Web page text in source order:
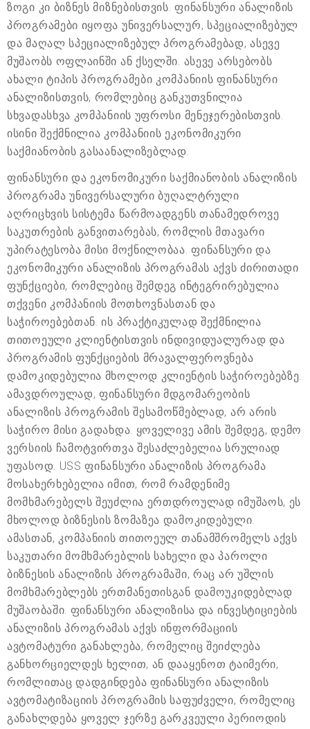
ზოგი კი ბიზნეს მიზნებისთვის. ფინანსური ანალიზის
პროგრამები იყოფა უნივერსალურ, სპეციალიზებულ
და მაღალ სპეციალიზებულ პროგრამებად, ასევე
მუშაობს ოფლაინში ან ქსელში. ასევე არსებობს
ახალი ტიპის პროგრამები კომპანიის ფინანსური
ანალიზისთვის, რომლებიც განკუთვნილია
სხვადასხვა კომპანიის უფროსი მენეჯერებისთვის.
ისინი შექმნილია კომპანიის ეკონომიკური
საქმიანობის გასაანალიზებლად.
ფინანსური და ეკონომიკური საქმიანობის ანალიზის
პროგრამა უნივერსალური ბუღალტრული
აღრიცხვის სისტემა წარმოადგენს თანამედროვე
საკუთრების განვითარებას, რომლის მთავარი
უპირატესობა მისი მოქნილობაა. ფინანსური და
ეკონომიკური ანალიზის პროგრამას აქვს ძირითადი
ფუნქციები, რომლებიც შემდეგ ინტეგრირებულია
თქვენი კომპანიის მოთხოვნასთან და
საჭიროებებთან. ის პრაქტიკულად შექმნილია
თითოეული კლიენტისთვის ინდივიდუალურად და
პროგრამის ფუნქციების მრავალფეროვნება
დამოკიდებულია მხოლოდ კლიენტის საჭიროებებზე.
ამავდროულად, ფინანსური მდგომარეობის
ანალიზის პროგრამის შესამოწმებლად, არ არის
საჭირო მისი გადახდა. ყოველივე ამის შემდეგ, დემო
ვერსიის ჩამოტვირთვა შესაძლებელია სრულიად
უფასოდ. USS ფინანსური ანალიზის პროგრამა
მოსახერხებელია იმით, რომ რამდენიმე
მომხმარებელს შეუძლია ერთდროულად იმუშაოს, ეს
მხოლოდ ბიზნესის ზომაზეა დამოკიდებული.
ამასთან, კომპანიის თითოეულ თანამშრომელს აქვს
საკუთარი მომხმარებლის სახელი და პაროლი
ბიზნესის ანალიზის პროგრამაში, რაც არ უშლის
მომხმარებლებს ერთმანეთისგან დამოუკიდებლად
მუშაობაში. ფინანსური ანალიზისა და ინვესტიციების
ანალიზის პროგრამას აქვს ინფორმაციის
ავტომატური განახლება, რომელიც შეიძლება
განხორციელდეს ხელით, ან დააყენოთ ტაიმერი,
რომლითაც დადგინდება ფინანსური ანალიზის
ავტომატიზაციის პროგრამის საფუძველი, რომელიც
განახლდება ყოველ ჯერზე გარკვეული პერიოდის